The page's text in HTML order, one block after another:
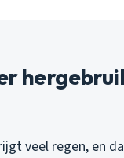
veel regen, en